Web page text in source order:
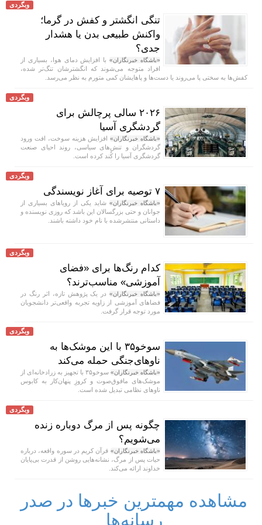
وبگردی
تنگی انگشتر و کفش در گرما؛
واکنش طبیعی بدن یا هشدار
جدی؟
«باشگاه خبرنگاران»با افزایش دمای هوا، بسیاری از
افراد متوجه می‌شوند که انگشترشان تنگ‌تر شده،
کفش‌ها به سختی پا می‌روند یا دست‌ها و پاهایشان کمی متورم به نظر می‌رسد.
وبگردی
۲۰۲۶ سالی پرچالش برای
گردشگری آسیا
«باشگاه خبرنگاران»افزایش هزینه سوخت، افت ورود
گردشگران و تنش‌های سیاسی، روند احیای صنعت
گردشگری آسیا را کُند کرده است.
وبگردی
۷ توصیه برای آغاز نویسندگی
«باشگاه خبرنگاران» شاید یکی از رویا‌های بسیاری از
جوانان و حتی بزرگسالان این باشد که روزی نویسنده و
داستانی منتشرشده با نام خود داشته باشند.
وبگردی
کدام رنگ‌ها برای «فضای
آموزشی» مناسب‌ترند؟
«باشگاه خبرنگاران»در یک پژوهش تازه، اثر رنگ در
فضا‌های آموزشی از زاویه تجربه واقعی‌تر دانشجویان
مورد توجه قرار گرفت.
وبگردی
سوخو۳۵ با این موشک‌ها به
ناوهای‌جنگی حمله می‌کند
«باشگاه خبرنگاران»
سوخو۳۵ با تجهیز به زرادخانه‌ای از
موشک‌های مافوق‌صوت و کروزِ پنهان‌کار به کابوس
ناو‌های نظامی تبدیل شده است.
وبگردی
چگونه پس از مرگ دوباره زنده
می‌شویم؟
«باشگاه خبرنگاران» قرآن کریم در سوره واقعه، درباره
حیات پس از مرگ، نشانه‌هایی روشن از قدرت بی‌پایان
خداوند ارائه می‌کند.
مشاهده مهمترین خبرها در صدر
رسانه‌ها